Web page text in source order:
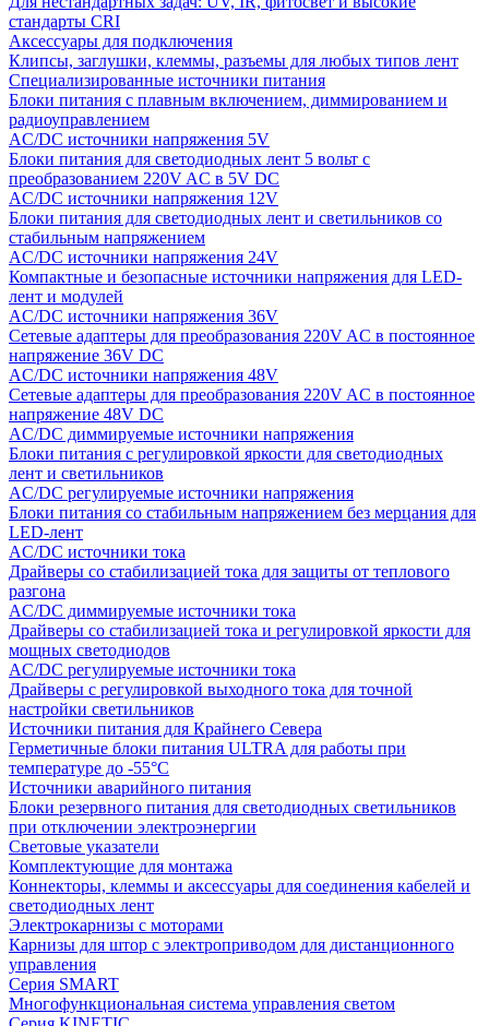
стандарты CRI
Аксессуары для подключения
Клипсы, заглушки, клеммы, разъемы для любых типов лент
Специализированные источники питания
Блоки питания с плавным включением, диммированием и
радиоуправлением
AC/DC источники напряжения 5V
Блоки питания для светодиодных лент 5 вольт с
преобразованием 220V AC в 5V DC
AC/DC источники напряжения 12V
Блоки питания для светодиодных лент и светильников со
стабильным напряжением
AC/DC источники напряжения 24V
Компактные и безопасные источники напряжения для LED-
лент и модулей
AC/DC источники напряжения 36V
Сетевые адаптеры для преобразования 220V AC в постоянное
напряжение 36V DC
AC/DC источники напряжения 48V
Сетевые адаптеры для преобразования 220V AC в постоянное
напряжение 48V DC
AC/DC диммируемые источники напряжения
Блоки питания с регулировкой яркости для светодиодных
лент и светильников
AC/DC регулируемые источники напряжения
Блоки питания со стабильным напряжением без мерцания для
LED-лент
AC/DC источники тока
Драйверы со стабилизацией тока для защиты от теплового
разгона
AC/DC диммируемые источники тока
Драйверы со стабилизацией тока и регулировкой яркости для
мощных светодиодов
AC/DC регулируемые источники тока
Драйверы с регулировкой выходного тока для точной
настройки светильников
Источники питания для Крайнего Севера
Герметичные блоки питания ULTRA для работы при
температуре до -55°C
Источники аварийного питания
Блоки резервного питания для светодиодных светильников
при отключении электроэнергии
Световые указатели
Комплектующие для монтажа
Коннекторы, клеммы и аксессуары для соединения кабелей и
светодиодных лент
Электрокарнизы с моторами
Карнизы для штор с электроприводом для дистанционного
управления
Серия SMART
Многофункциональная система управления светом